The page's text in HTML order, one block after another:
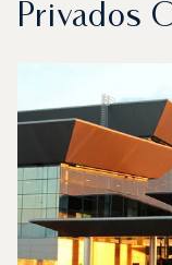
Privados